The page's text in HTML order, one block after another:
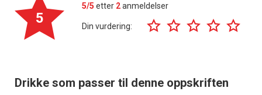
5
5/5 etter 2anmeldelser
Din vurdering:
Drikke som passer til denne oppskriften